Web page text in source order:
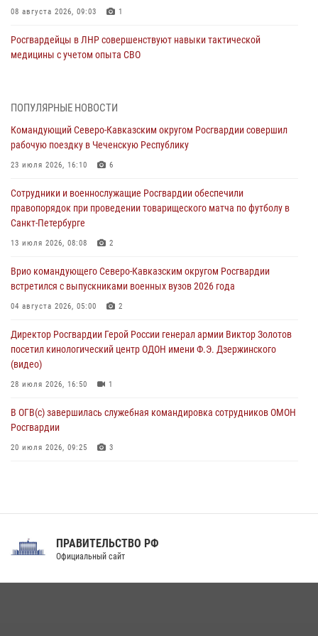
08 августа 2026, 09:03 1
Росгвардейцы в ЛНР совершенствуют навыки тактической
медицины с учетом опыта СВО
Военнослужащие Софринской бригады Росгвардии встретились с
дорогой к Победе в СВО» (видео)
08 августа 2026, 07:00
настольному теннису ко Дню физкультурника
08 августа 2026, 07:00
Росгвардейцы обеспечили безопасность «Поезда Победы» в
08 августа 2026, 07:00
ОМОН «Ойрат» Управления Росгвардии по Республике Калмыкия
08 августа 2026, 07:00
ПОПУЛЯРНЫЕ НОВОСТИ
Командующий Северо-Кавказским округом Росгвардии совершил
рабочую поездку в Чеченскую Республику
23 июля 2026, 16:10 6
Сотрудники и военнослужащие Росгвардии обеспечили
правопорядок при проведении товарищеского матча по футболу в
Санкт-Петербурге
13 июля 2026, 08:08 2
Врио командующего Северо-Кавказским округом Росгвардии
встретился с выпускниками военных вузов 2026 года
04 августа 2026, 05:00 2
Директор Росгвардии Герой России генерал армии Виктор Золотов
посетил кинологический центр ОДОН имени Ф.Э. Дзержинского
(видео)
28 июля 2026, 16:50 1
В ОГВ(с) завершилась служебная командировка сотрудников ОМОН
Росгвардии
20 июля 2026, 09:25 3
Праздник «Один день с Росгвардией» к 105-летию Центрального
ПРАВИТЕЛЬСТВО РФ
Официальный сайт